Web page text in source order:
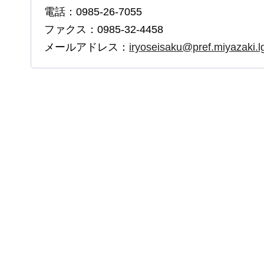
電話：0985-26-7055
ファクス：0985-32-4458
メールアドレス：